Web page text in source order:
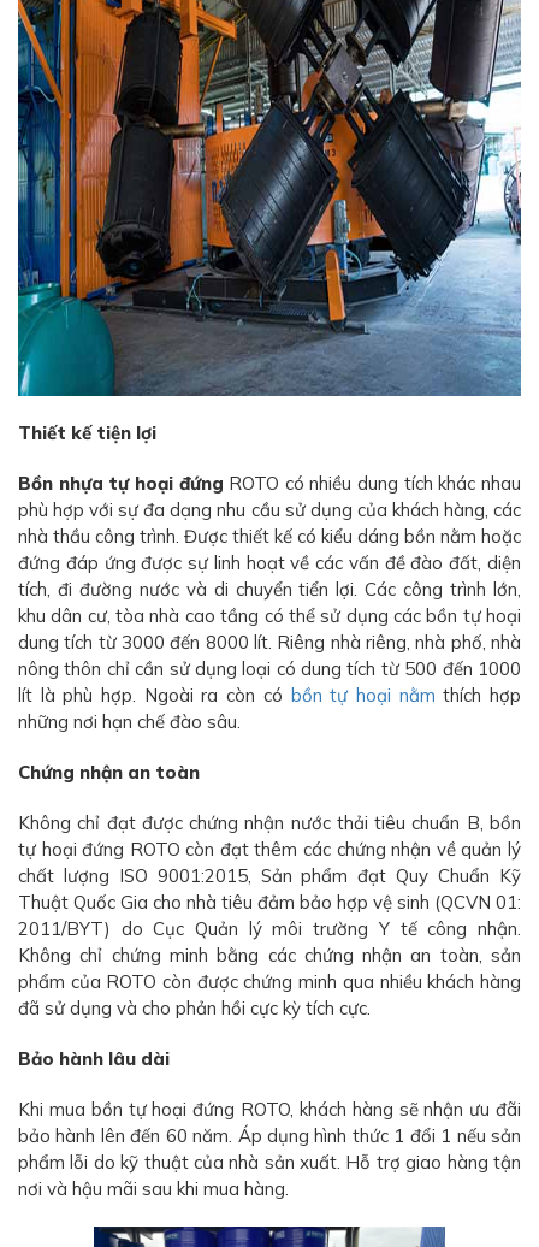
Thiết kế tiện lợi
Bồn nhựa tự hoại đứng ROTO có nhiều dung tích khác nhau
phù hợp với sự đa dạng nhu cầu sử dụng của khách hàng, các
nhà thầu công trình. Được thiết kế có kiểu dáng bồn nằm hoặc
đứng đáp ứng được sự linh hoạt về các vấn đề đào đất, diện
tích, đi đường nước và di chuyển tiển lợi. Các công trình lớn,
khu dân cư, tòa nhà cao tầng có thể sử dụng các bồn tự hoại
dung tích từ 3000 đến 8000 lít. Riêng nhà riêng, nhà phố, nhà
nông thôn chỉ cần sử dụng loại có dung tích từ 500 đến 1000
lít là phù hợp. Ngoài ra còn có bồn tự hoại nằm thích hợp
những nơi hạn chế đào sâu.
Chứng nhận an toàn
Không chỉ đạt được chứng nhận nước thải tiêu chuẩn B, bồn
tự hoại đứng ROTO còn đạt thêm các chứng nhận về quản lý
chất lượng ISO 9001:2015, Sản phẩm đạt Quy Chuẩn Kỹ
Thuật Quốc Gia cho nhà tiêu đảm bảo hợp vệ sinh (QCVN 01:
2011/BYT) do Cục Quản lý môi trường Y tế công nhận.
Không chỉ chứng minh bằng các chứng nhận an toàn, sản
phẩm của ROTO còn được chứng minh qua nhiều khách hàng
đã sử dụng và cho phản hồi cực kỳ tích cực.
Bảo hành lâu dài
Khi mua bồn tự hoại đứng ROTO, khách hàng sẽ nhận ưu đãi
bảo hành lên đến 60 năm. Áp dụng hình thức 1 đổi 1 nếu sản
phẩm lỗi do kỹ thuật của nhà sản xuất. Hỗ trợ giao hàng tận
nơi và hậu mãi sau khi mua hàng.